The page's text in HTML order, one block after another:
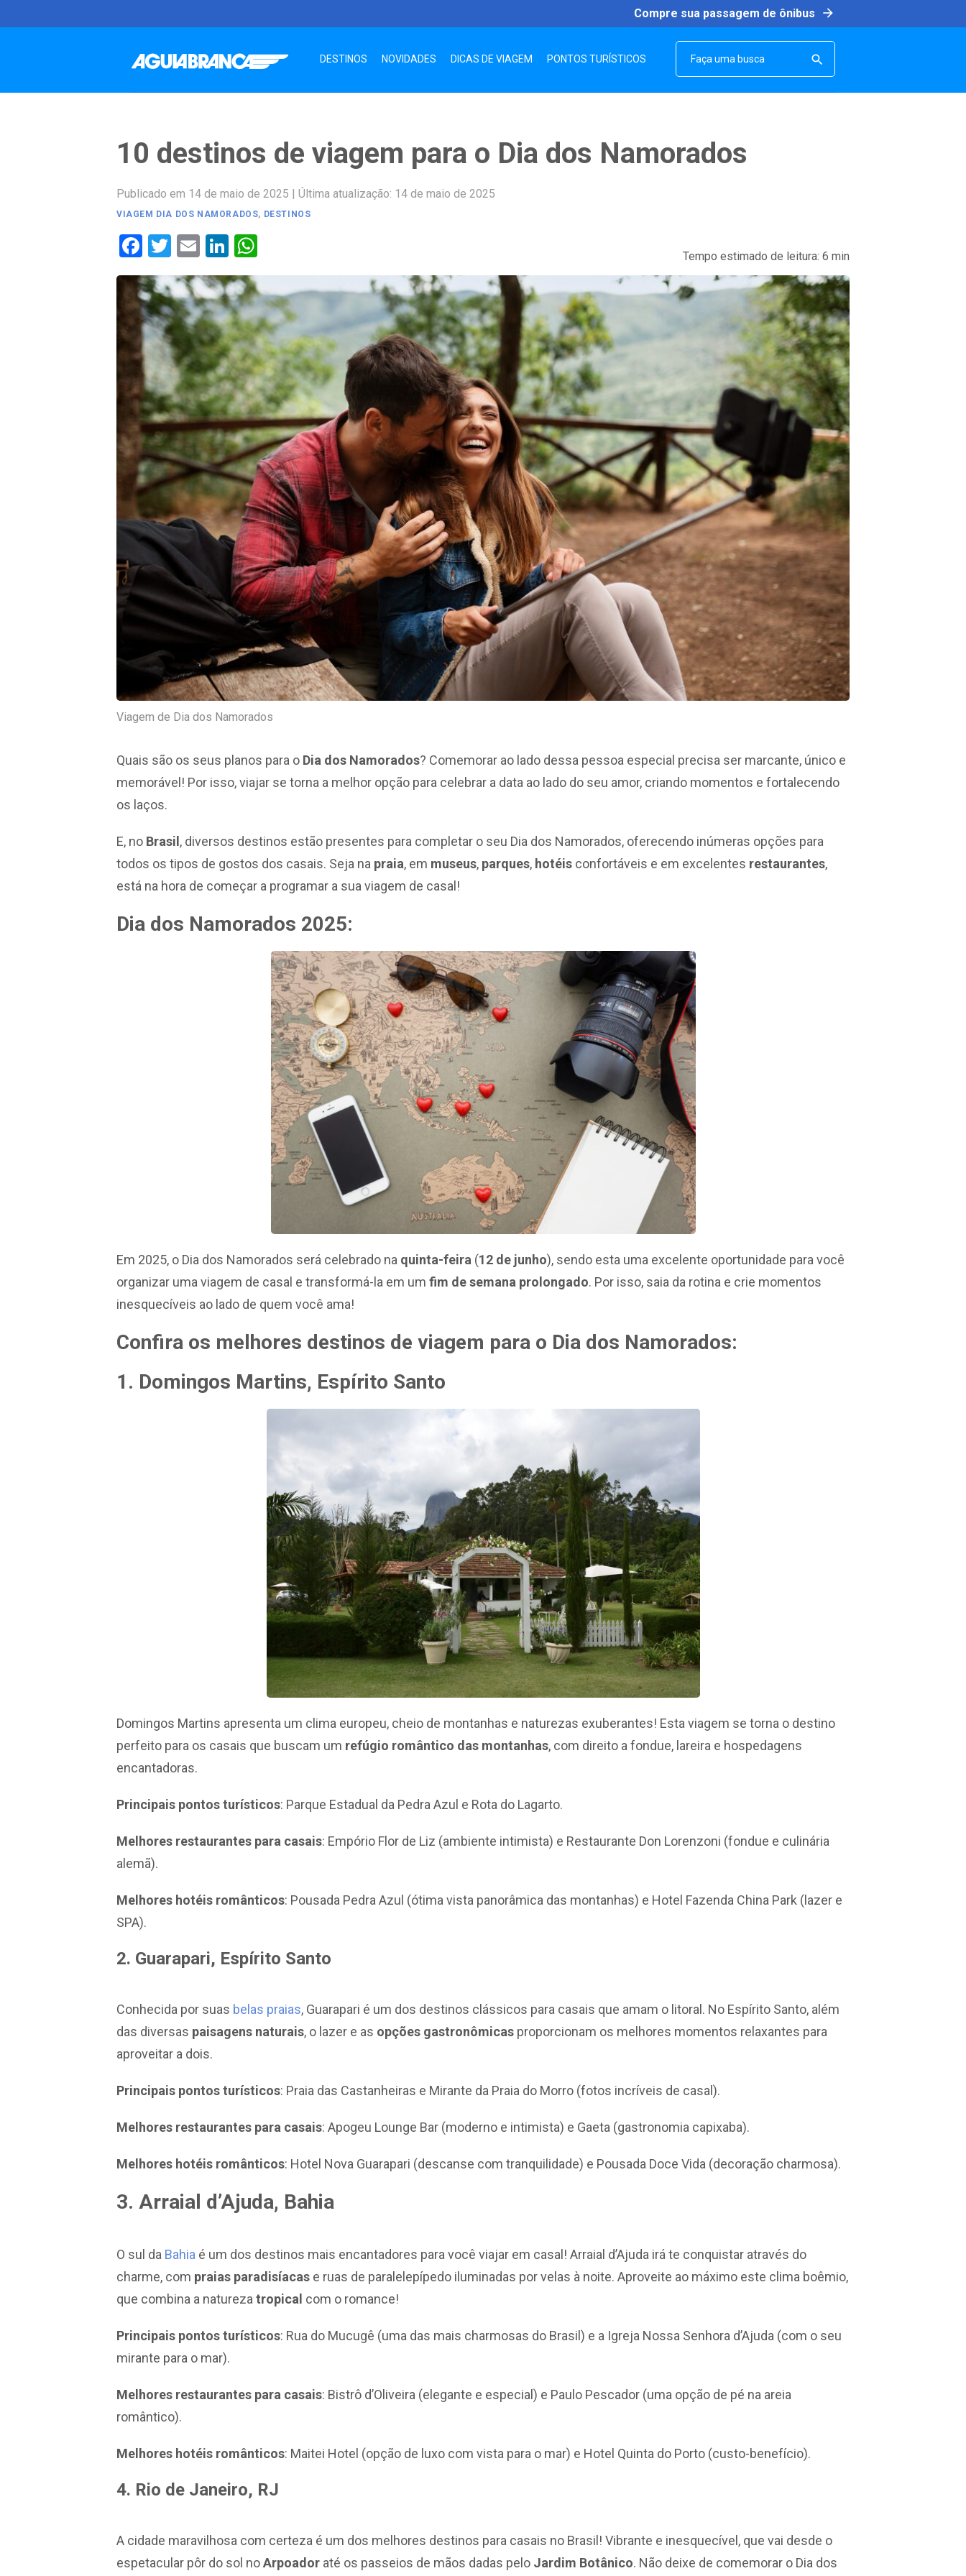
to
Compre sua passagem de ônibus arrow_forward
DESTINOS NOVIDADES DICAS DE VIAGEM PONTOS TURÍSTICOS 
10 destinos de viagem para o Dia dos Namorados
Publicado em 14 de maio de 2025 | Última atualização: 14 de maio de 2025
VIAGEM DIA DOS NAMORADOS, DESTINOS
Facebook
Twitter
EmailLinkedIn Tempo estimado de leitura: 6 min
Viagem de Dia dos Namorados
Quais são os seus planos para o Dia dos Namorados? Comemorar ao lado dessa pessoa especial precisa ser marcante, único e
memorável! Por isso, viajar se torna a melhor opção para celebrar a data ao lado do seu amor, criando momentos e fortalecendo
os laços.
E, no Brasil, diversos destinos estão presentes para completar o seu Dia dos Namorados, oferecendo inúmeras opções para
todos os tipos de gostos dos casais. Seja na praia, em museus, parques, hotéis confortáveis e em excelentes restaurantes,
está na hora de começar a programar a sua viagem de casal!
Dia dos Namorados 2025:
Em 2025, o Dia dos Namorados será celebrado na quinta-feira (12 de junho), sendo esta uma excelente oportunidade para você
organizar uma viagem de casal e transformá-la em um fim de semana prolongado. Por isso, saia da rotina e crie momentos
inesquecíveis ao lado de quem você ama!
Confira os melhores destinos de viagem para o Dia dos Namorados:
1. Domingos Martins, Espírito Santo
Domingos Martins apresenta um clima europeu, cheio de montanhas e naturezas exuberantes! Esta viagem se torna o destino
perfeito para os casais que buscam um refúgio romântico das montanhas, com direito a fondue, lareira e hospedagens
encantadoras.
Principais pontos turísticos: Parque Estadual da Pedra Azul e Rota do Lagarto.
Melhores restaurantes para casais: Empório Flor de Liz (ambiente intimista) e Restaurante Don Lorenzoni (fondue e culinária
alemã).
Melhores hotéis românticos: Pousada Pedra Azul (ótima vista panorâmica das montanhas) e Hotel Fazenda China Park (lazer e
SPA).
2. Guarapari, Espírito Santo
Conhecida por suas belas praias, Guarapari é um dos destinos clássicos para casais que amam o litoral. No Espírito Santo, além
das diversas paisagens naturais, o lazer e as opções gastronômicas proporcionam os melhores momentos relaxantes para
aproveitar a dois.
Principais pontos turísticos: Praia das Castanheiras e Mirante da Praia do Morro (fotos incríveis de casal).
Melhores restaurantes para casais: Apogeu Lounge Bar (moderno e intimista) e Gaeta (gastronomia capixaba).
Melhores hotéis românticos: Hotel Nova Guarapari (descanse com tranquilidade) e Pousada Doce Vida (decoração charmosa).
3. Arraial d’Ajuda, Bahia
O sul da Bahia é um dos destinos mais encantadores para você viajar em casal! Arraial d’Ajuda irá te conquistar através do
charme, com praias paradisíacas e ruas de paralelepípedo iluminadas por velas à noite. Aproveite ao máximo este clima boêmio,
que combina a natureza tropical com o romance!
Principais pontos turísticos: Rua do Mucugê (uma das mais charmosas do Brasil) e a Igreja Nossa Senhora d’Ajuda (com o seu
mirante para o mar).
Melhores restaurantes para casais: Bistrô d’Oliveira (elegante e especial) e Paulo Pescador (uma opção de pé na areia
romântico).
Melhores hotéis românticos: Maitei Hotel (opção de luxo com vista para o mar) e Hotel Quinta do Porto (custo-benefício).
4. Rio de Janeiro, RJ
A cidade maravilhosa com certeza é um dos melhores destinos para casais no Brasil! Vibrante e inesquecível, que vai desde o
espetacular pôr do sol noArpoador até os passeios de mãos dadas pelo Jardim Botânico. Não deixe de comemorar o Dia dos